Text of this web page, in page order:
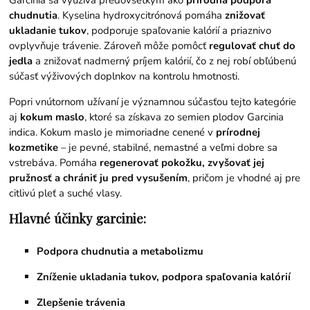
chudnutia. Kyselina hydroxycitrónová pomáhaznižovať
ukladanie tukov, podporuje spaľovanie kalórií a priaznivo
ovplyvňuje trávenie. Zároveň môže pomôcť regulovať chuť do
jedla a znižovať nadmerný príjem kalórií, čo z nej robí obľúbenú
súčasť výživových doplnkov na kontrolu hmotnosti.
Popri vnútornom užívaní je významnou súčasťou tejto kategórie
aj kokum maslo, ktoré sa získava zo semien plodov Garcinia
indica. Kokum maslo je mimoriadne cenené v prírodnej
kozmetike – je pevné, stabilné, nemastné a veľmi dobre sa
vstrebáva. Pomáha regenerovať pokožku, zvyšovať jej
pružnosť a chrániť ju pred vysušením, pričom je vhodné aj pre
citlivú pleť a suché vlasy.
Hlavné účinky garcinie:
Podpora chudnutia a metabolizmu
Zníženie ukladania tukov, podpora spaľovania kalórií
Zlepšenie trávenia